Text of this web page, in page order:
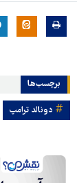
برچسب‌ها
دونالد ترامپ